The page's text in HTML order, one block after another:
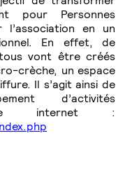
pour Personnes
l’association en un
En effet, de
vont être créés
crèche, un espace
Il s’agit ainsi de
d’activités
Site internet :